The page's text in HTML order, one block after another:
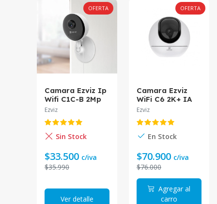
OFERTA
Camara Ezviz Ip
Wifi C1C-B 2Mp
Cs-C1C
Ezviz
Sin Stock
$33.500 c/iva
$35.990
Ver detalle
OFERTA
Camara Ezviz
WiFi C6 2K+ IA
Seguimiento CS-
4mm
Ezviz
En Stock
$70.900 c/iva
$76.000
Agregar al
carro